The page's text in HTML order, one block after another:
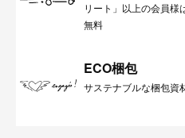
リート」以上の会員様
無料
ECO梱包
サステナブルな梱包資